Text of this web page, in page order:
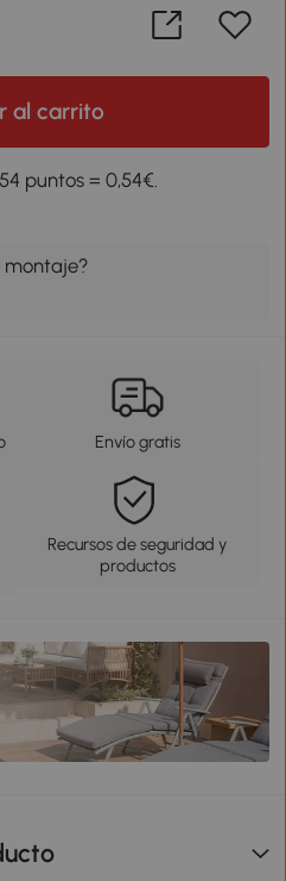
al carrito
puntos = 0,54€.
montaje?
Envío gratis
Recursos de seguridad y
productos